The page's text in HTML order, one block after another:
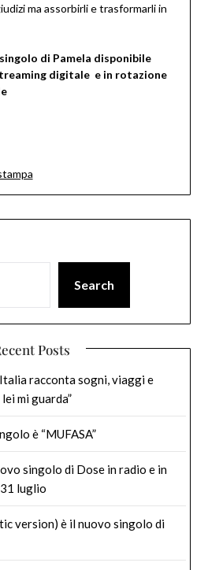
ma assorbirli e trasformarli in
di Pamela disponibile
digitale e in rotazione
Search
Posts
racconta sogni, viaggi e
mi guarda”
è “MUFASA”
singolo di Dose in radio e in
luglio
version) è il nuovo singolo di